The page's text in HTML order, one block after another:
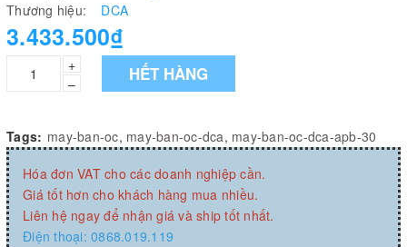
Thương hiệu:
DCA
3.433.500₫
+
–
HẾT HÀNG
Tags: may-ban-oc, may-ban-oc-dca, may-ban-oc-dca-apb-30
Hóa đơn VAT cho các doanh nghiệp cần.
Giá tốt hơn cho khách hàng mua nhiều.
Liên hệ ngay để nhận giá và ship tốt nhất.
Điện thoại: 0868.019.119